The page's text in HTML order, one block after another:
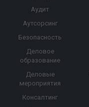
Аудит
Аутсорсинг
Безопасность
Деловое
образование
Деловые
мероприятия
Консалтинг